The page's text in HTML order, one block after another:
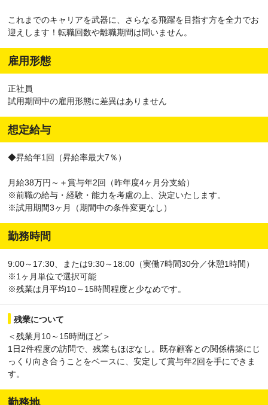
これまでのキャリアを武器に、さらなる飛躍を目指す方を全力でお
迎えします！転職回数や離職期間は問いません。
雇用形態
正社員
試用期間中の雇用形態に差異はありません
想定給与
◆昇給年1回（昇給率最大7％）
月給38万円～＋賞与年2回（昨年度4ヶ月分支給）
※前職の給与・経験・能力を考慮の上、決定いたします。
※試用期間3ヶ月（期間中の条件変更なし）
勤務時間
9:00～17:30、または9:30～18:00（実働7時間30分／休憩1時間）
※1ヶ月単位で選択可能
※残業は月平均10～15時間程度と少なめです。
残業について
＜残業月10～15時間ほど＞
1日2件程度の訪問で、残業もほぼなし。既存顧客との関係構築にじ
っくり向き合うことをベースに、安定して賞与年2回を手にできま
す。
勤務地